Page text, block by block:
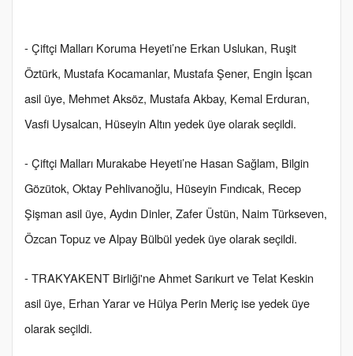
- Çiftçi Malları Koruma Heyeti’ne Erkan Uslukan, Ruşit
Öztürk, Mustafa Kocamanlar, Mustafa Şener, Engin İşcan
asil üye, Mehmet Aksöz, Mustafa Akbay, Kemal Erduran,
Vasfi Uysalcan, Hüseyin Altın yedek üye olarak seçildi.
- Çiftçi Malları Murakabe Heyeti’ne Hasan Sağlam, Bilgin
Gözütok, Oktay Pehlivanoğlu, Hüseyin Fındıcak, Recep
Şişman asil üye, Aydın Dinler, Zafer Üstün, Naim Türkseven,
Özcan Topuz ve Alpay Bülbül yedek üye olarak seçildi.
- TRAKYAKENT Birliği'ne Ahmet Sarıkurt ve Telat Keskin
asil üye, Erhan Yarar ve Hülya Perin Meriç ise yedek üye
olarak seçildi.